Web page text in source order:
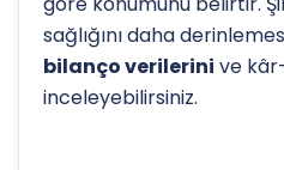
sağlığını daha
bilanço verilerini ve
inceleyebilirsiniz.
Hissenin uzun vadeli